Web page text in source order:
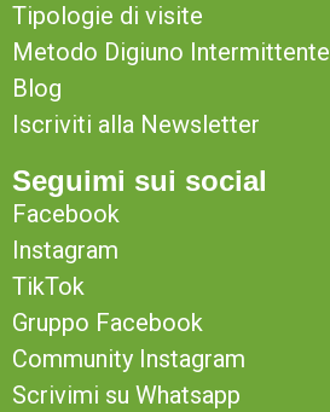
Tipologie di visite
Metodo Digiuno Intermittente
Blog
Iscriviti alla Newsletter
Seguimi sui social
Facebook
Instagram
TikTok
Gruppo Facebook
Community Instagram
Scrivimi su Whatsapp